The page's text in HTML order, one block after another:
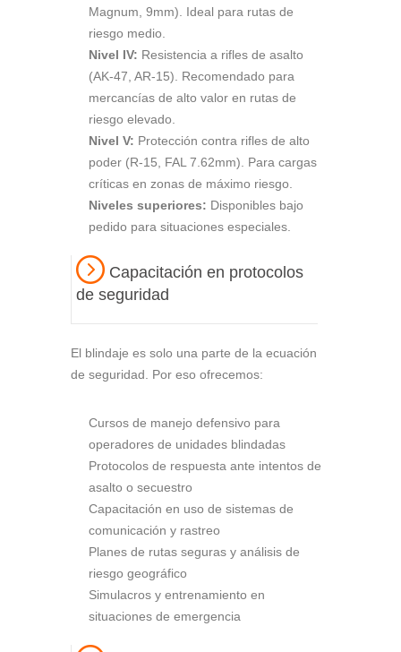
Magnum, 9mm). Ideal para rutas de
riesgo medio.
Nivel IV: Resistencia a rifles de asalto
(AK-47, AR-15). Recomendado para
mercancías de alto valor en rutas de
riesgo elevado.
Nivel V: Protección contra rifles de alto
poder (R-15, FAL 7.62mm). Para cargas
críticas en zonas de máximo riesgo.
Niveles superiores: Disponibles bajo
pedido para situaciones especiales.
Capacitación en protocolos
de seguridad
El blindaje es solo una parte de la ecuación
de seguridad. Por eso ofrecemos:
Cursos de manejo defensivo para
operadores de unidades blindadas
Protocolos de respuesta ante intentos de
asalto o secuestro
Capacitación en uso de sistemas de
comunicación y rastreo
Planes de rutas seguras y análisis de
riesgo geográfico
Simulacros y entrenamiento en
situaciones de emergencia